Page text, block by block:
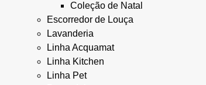
Coleção de Natal
Escorredor de Louça
Lavanderia
Linha Acquamat
Linha Kitchen
Linha Pet